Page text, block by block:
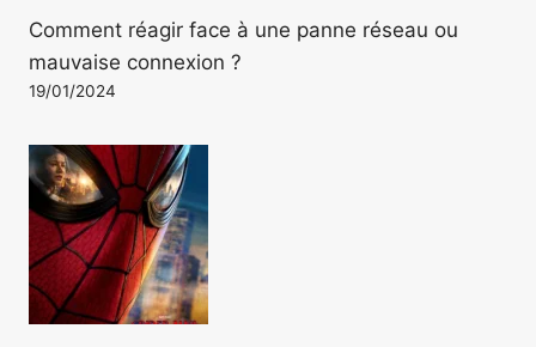
Comment réagir face à une panne réseau ou
mauvaise connexion ?
19/01/2024